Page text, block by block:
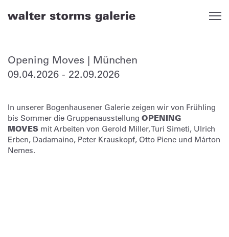
Opening Moves | München
09.04.2026 - 22.09.2026
In unserer Bogenhausener Galerie zeigen wir von Frühling
bis Sommer die Gruppenausstellung OPENING
MOVES mit Arbeiten von Gerold Miller, Turi Simeti, Ulrich
Erben, Dadamaino, Peter Krauskopf, Otto Piene und Márton
Nemes.